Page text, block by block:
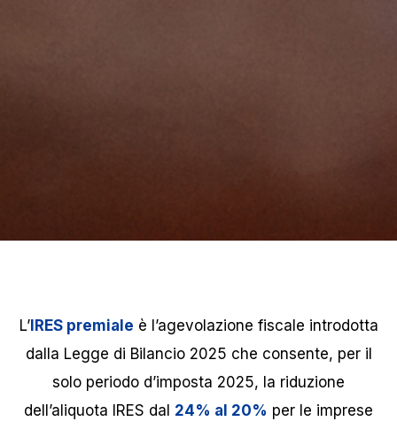
L’IRES premiale è l’agevolazione fiscale introdotta
dalla Legge di Bilancio 2025 che consente, per il
solo periodo d’imposta 2025, la riduzione
dell’aliquota IRES dal 24% al 20% per le imprese